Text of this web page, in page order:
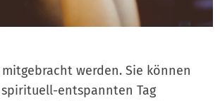
mitgebracht werden. Sie können
entspannten Tag